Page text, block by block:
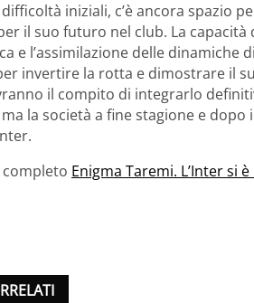
iniziali, c’è ancora spazio
il suo futuro nel club. La
e l’assimilazione delle
invertire la rotta e dimostrare il
il compito di integrarlo
la società a fine stagione e
completo Enigma Taremi. L’Inter si